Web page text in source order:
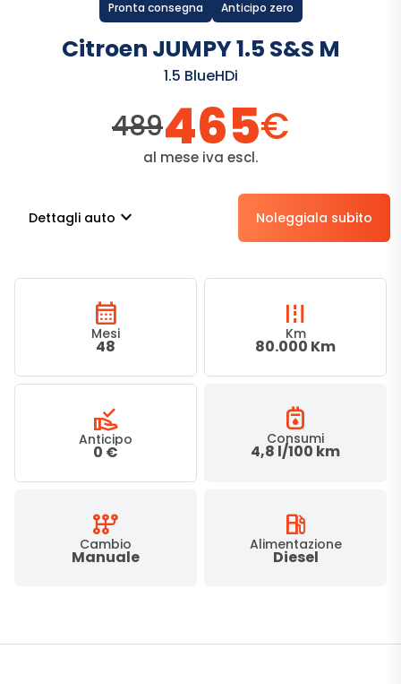
Pronta consegna Anticipo zero
Citroen JUMPY 1.5 S&S M
1.5 BlueHDi
489465€
al mese iva escl.
calendar_month
Mesi
48
road
Km
80.000 Km
approval_delegation
Anticipo
0 €
gas_meter
Consumi
4,8 l/100 km
auto_transmission
Cambio
Manuale
local_gas_station
Alimentazione
Diesel
Dettagli auto stat_minus_1 Noleggiala subito